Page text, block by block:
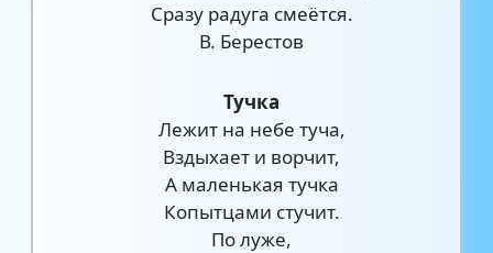
Сразу радуга смеётся.
В. Берестов
Тучка
Лежит на небе туча,
Вздыхает и ворчит,
А маленькая тучка
Копытцами стучит.
По луже,